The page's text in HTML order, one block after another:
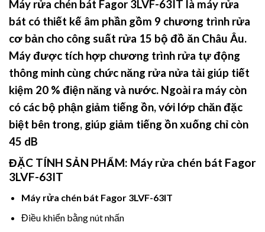
Máy rửa chén bát Fagor 3LVF-63IT là máy rửa
bát có thiết kế âm phần gồm 9 chương trình rửa
cơ bản cho công suất rửa 15 bộ đồ ăn Châu Âu.
Máy được tích hợp chương trình rửa tự động
thông minh cùng chức năng rửa nửa tải giúp tiết
kiệm 20 % điện năng và nước. Ngoài ra máy còn
có các bộ phận giảm tiếng ồn, với lớp chăn đặc
biệt bên trong, giúp giảm tiếng ồn xuống chỉ còn
45 dB
ĐẶC TÍNH SẢN PHẨM: Máy rửa chén bát Fagor
3LVF-63IT
Máy rửa chén bát Fagor 3LVF-63IT
Điều khiển bằng nút nhấn